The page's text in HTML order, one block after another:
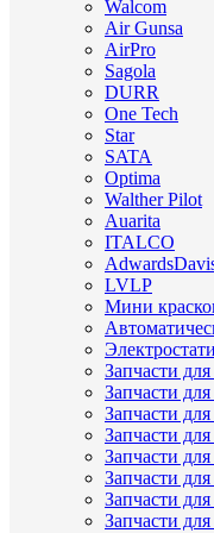
Walcom
Air Gunsa
AirPro
Sagola
DURR
One Tech
Star
SATA
Optima
Walther Pilot
Auarita
ITALCO
LVLP
Мини
Запчасти
Запчасти
Запчасти
Запчасти
Запчасти
Запчасти
Запчасти
Запчасти